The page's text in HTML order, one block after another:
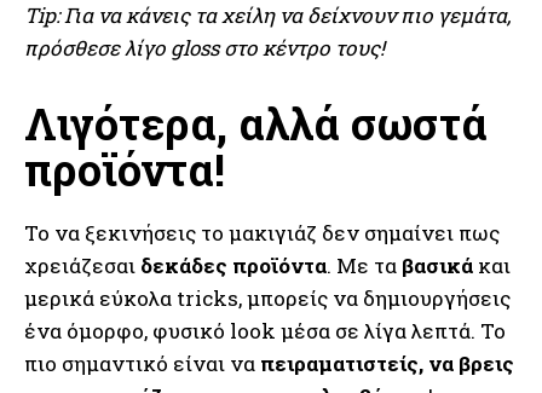
Tip: Για να κάνεις τα χείλη να δείχνουν πιο γεμάτα,
πρόσθεσε λίγο gloss στο κέντρο τους!
Λιγότερα, αλλά σωστά
προϊόντα!
Το να ξεκινήσεις το μακιγιάζ δεν σημαίνει πως
χρειάζεσαι δεκάδες προϊόντα. Με τα βασικά και
μερικά εύκολα tricks, μπορείς να δημιουργήσεις
ένα όμορφο, φυσικό look μέσα σε λίγα λεπτά. Το
πιο σημαντικό είναι να πειραματιστείς, να βρεις